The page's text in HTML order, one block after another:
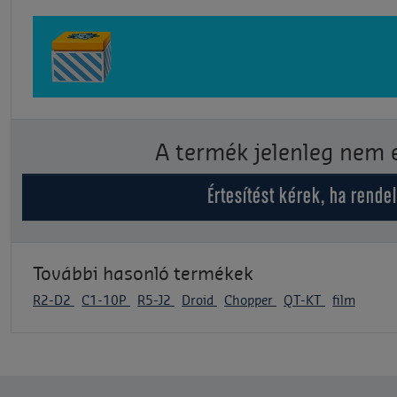
A termék jelenleg nem
Értesítést kérek, ha
További hasonló termékek
R2-D2 C1-10P R5-J2 Droid Chopper QT-KT film